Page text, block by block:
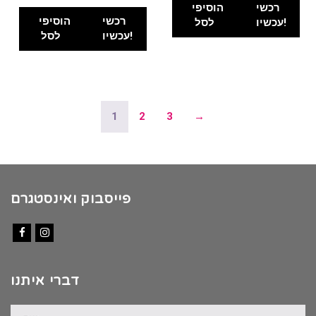
הוסיפי
לסל
רכשי
עכשיו!
₪72.00.
הוסיפי
לסל
רכשי
עכשיו!
1 2 3 →
פייסבוק ואינסטגרם
דברי איתנו
שם: